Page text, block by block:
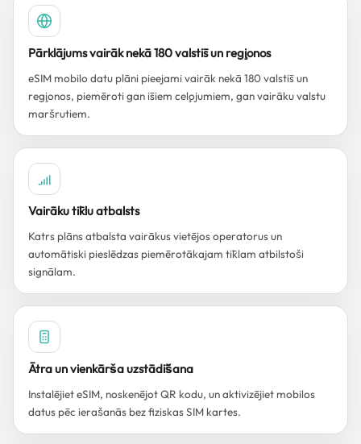
Pārklājums vairāk nekā 180 valstīs un reģionos
eSIM mobilo datu plāni pieejami vairāk nekā 180 valstīs un
reģionos, piemēroti gan īsiem ceļojumiem, gan vairāku valstu
maršrutiem.
Vairāku tīklu atbalsts
Katrs plāns atbalsta vairākus vietējos operatorus un
automātiski pieslēdzas piemērotākajam tīklam atbilstoši
signālam.
Ātra un vienkārša uzstādīšana
Instalējiet eSIM, noskenējot QR kodu, un aktivizējiet mobilos
datus pēc ierašanās bez fiziskas SIM kartes.